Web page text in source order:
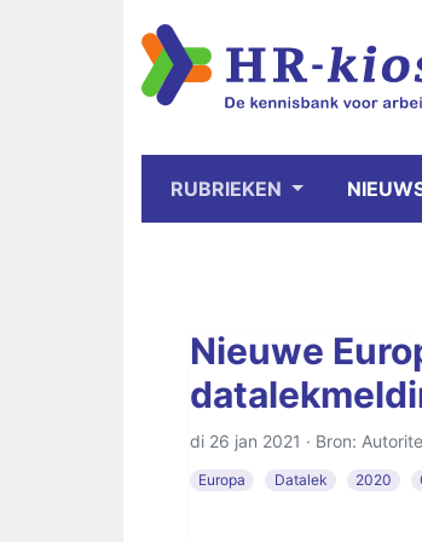
RUBRIEKEN
Nieuwe
di 26 jan 2021 · Bron:
Europa Datalek 2020